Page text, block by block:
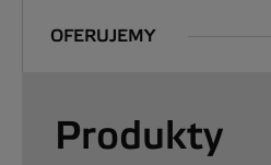
OFERUJEMY
Produkty